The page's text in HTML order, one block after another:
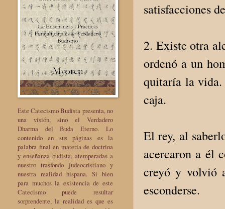
satisfacciones
2. Existe otra
ordenó a un
quitaría la
caja.
El rey, al
acercaron a él
creyó y volvió
esconderse.
Este Catecismo Budista presenta, no
una visión, sino el Verdadero
Dharma del Buda Eterno. Lo
contenido en sus páginas es la
palabra final en materia de doctrina
y enseñanza budista, atemperadas a
nuestro trasfondo judeocristiano y
nuestra realidad hispana. Si bien
para muchos la existencia de este
Catecismo puede resultar
sorprendente, la realidad es que es